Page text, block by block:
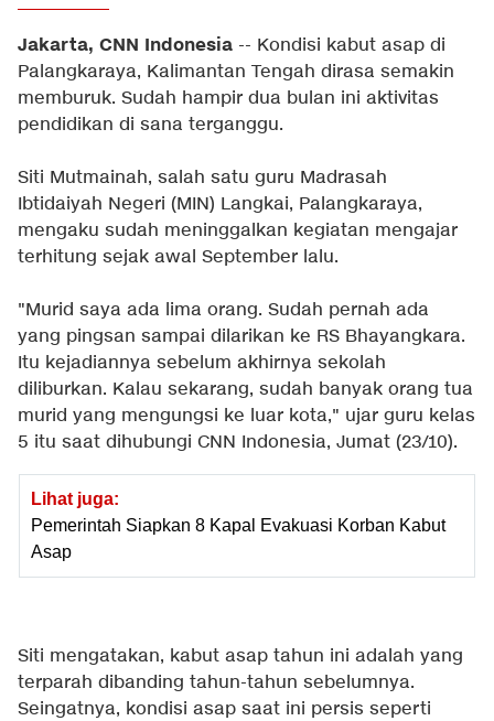
Jakarta, CNN Indonesia -- Kondisi kabut asap di
Palangkaraya, Kalimantan Tengah dirasa semakin
memburuk. Sudah hampir dua bulan ini aktivitas
pendidikan di sana terganggu.
Siti Mutmainah, salah satu guru Madrasah
Ibtidaiyah Negeri (MIN) Langkai, Palangkaraya,
mengaku sudah meninggalkan kegiatan mengajar
terhitung sejak awal September lalu.
"Murid saya ada lima orang. Sudah pernah ada
yang pingsan sampai dilarikan ke RS Bhayangkara.
Itu kejadiannya sebelum akhirnya sekolah
diliburkan. Kalau sekarang, sudah banyak orang tua
murid yang mengungsi ke luar kota," ujar guru kelas
5 itu saat dihubungi CNN Indonesia, Jumat (23/10).
Lihat juga:
Pemerintah Siapkan 8 Kapal Evakuasi Korban Kabut
Asap
Siti mengatakan, kabut asap tahun ini adalah yang
terparah dibanding tahun-tahun sebelumnya.
Seingatnya, kondisi asap saat ini persis seperti